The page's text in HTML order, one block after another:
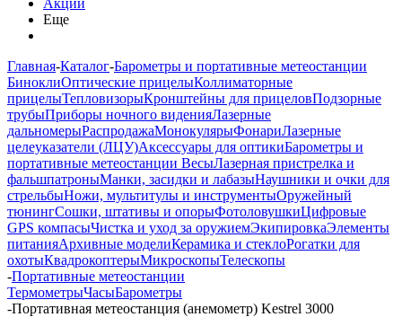
Акции
Еще
Главная-Каталог-Барометры и портативные метеостанции
БиноклиОптические прицелыКоллиматорные
прицелыТепловизорыКронштейны для прицеловПодзорные
трубыПриборы ночного виденияЛазерные
дальномерыРаспродажаМонокулярыФонариЛазерные
целеуказатели (ЛЦУ)Аксессуары для оптикиБарометры и
портативные метеостанции ВесыЛазерная пристрелка и
фальшпатроныМанки, засидки и лабазыНаушники и очки для
стрельбыНожи, мультитулы и инструментыОружейный
тюнингСошки, штативы и опорыФотоловушкиЦифровые
GPS компасыЧистка и уход за оружиемЭкипировкаЭлементы
питанияАрхивные моделиКерамика и стеклоРогатки для
охотыКвадрокоптерыМикроскопыТелескопы
-Портативные метеостанции
ТермометрыЧасыБарометры
-Портативная метеостанция (анемометр) Kestrel 3000